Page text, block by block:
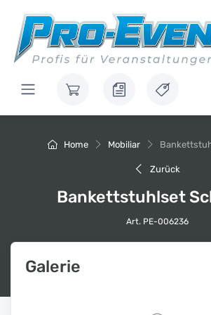
Home Mobiliar
Zurück
Bankettstuhlset
Art. PE-006236
Galerie